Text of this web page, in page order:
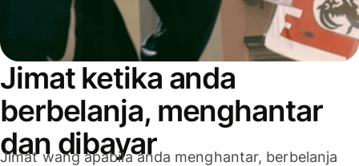
Jimat ketika anda
berbelanja, menghantar
dan dibayar
Jimat wang apabila anda menghantar, berbelanja